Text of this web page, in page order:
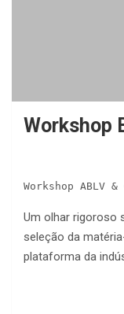
Workshop
Workshop ABLV &
Um olhar rigoroso
seleção da
plataforma da